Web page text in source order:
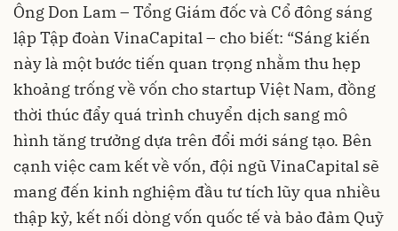
Ông Don Lam – Tổng Giám đốc và Cổ đông sáng
lập Tập đoàn VinaCapital – cho biết: “Sáng kiến
này là một bước tiến quan trọng nhằm thu hẹp
khoảng trống về vốn cho startup Việt Nam, đồng
thời thúc đẩy quá trình chuyển dịch sang mô
hình tăng trưởng dựa trên đổi mới sáng tạo. Bên
cạnh việc cam kết về vốn, đội ngũ VinaCapital sẽ
mang đến kinh nghiệm đầu tư tích lũy qua nhiều
thập kỷ, kết nối dòng vốn quốc tế và bảo đảm Quỹ